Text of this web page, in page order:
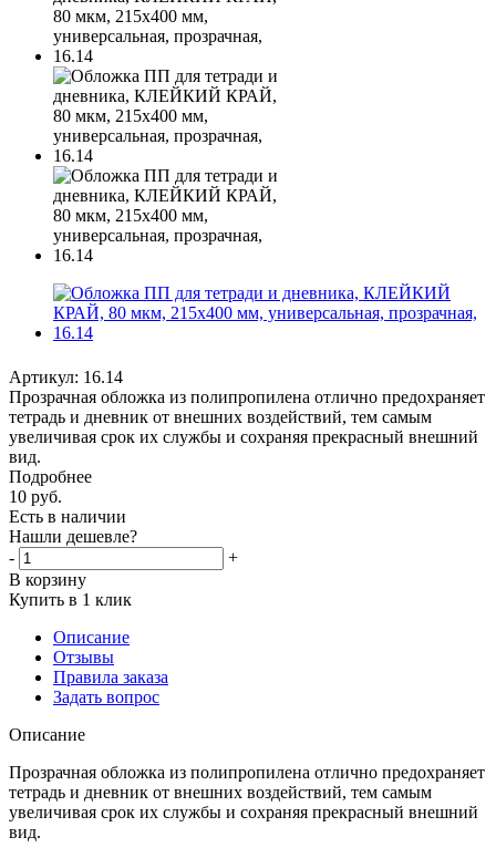
Артикул: 16.14
Прозрачная обложка из полипропилена отлично предохраняет
тетрадь и дневник от внешних воздействий, тем самым
увеличивая срок их службы и сохраняя прекрасный внешний
вид.
Подробнее
10 руб.
Есть в наличии
Нашли дешевле?
-
+
В корзину
Купить в 1 клик
Описание
Отзывы
Правила заказа
Задать вопрос
Описание
Прозрачная обложка из полипропилена отлично предохраняет
тетрадь и дневник от внешних воздействий, тем самым
увеличивая срок их службы и сохраняя прекрасный внешний
вид.